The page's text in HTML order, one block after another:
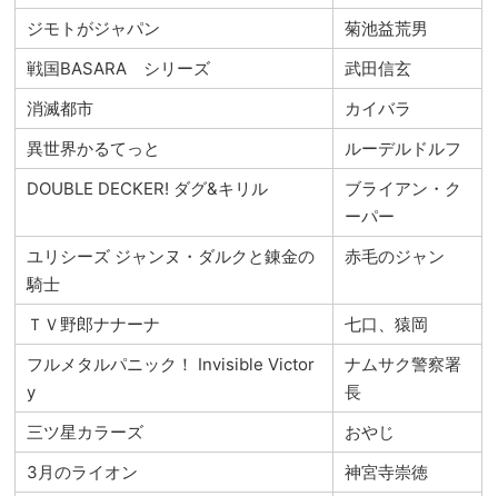
ジモトがジャパン
菊池益荒男
戦国BASARA シリーズ
武田信玄
消滅都市
カイバラ
異世界かるてっと
ルーデルドルフ
DOUBLE DECKER! ダグ&キリル
ブライアン・ク
ーパー
ユリシーズ ジャンヌ・ダルクと錬金の
騎士
赤毛のジャン
ＴＶ野郎ナナーナ
七口、猿岡
フルメタルパニック！ Invisible Victor
y
ナムサク警察署
長
三ツ星カラーズ
おやじ
3月のライオン
神宮寺崇徳